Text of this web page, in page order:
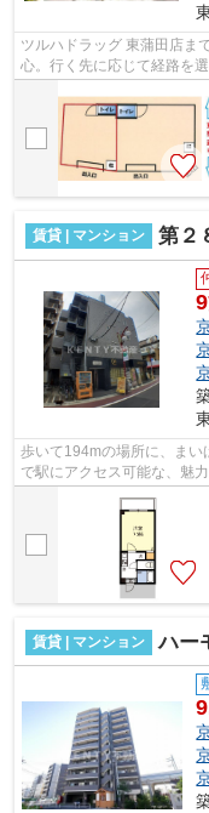
ツルハドラッグ 東蒲田店ま
心。行く先に応じて経路を
のは、ランニングをする上
賃貸 | マンション 第２
9
歩いて194mの場所に、まい
で駅にアクセス可能な、魅
の物件です。こちらは初期
賃貸 | マンション ハー